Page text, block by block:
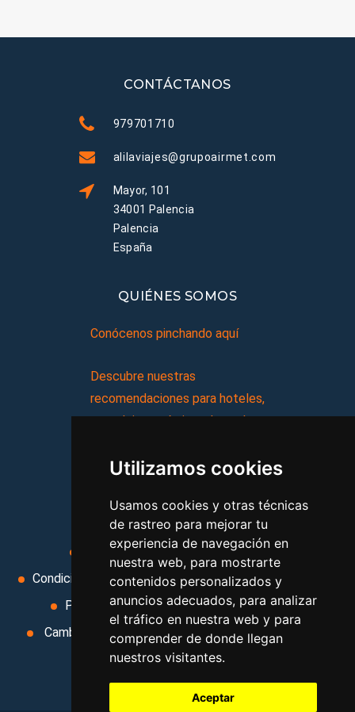
Utilizamos cookies
Usamos cookies y otras técnicas
de rastreo para mejorar tu
experiencia de navegación en
nuestra web, para mostrarte
contenidos personalizados y
anuncios adecuados, para analizar
el tráfico en nuestra web y para
comprender de donde llegan
nuestros visitantes.
Aceptar
CONTÁCTANOS
979701710
alilaviajes@grupoairmet.com
Mayor, 101
34001 Palencia
Palencia
España
QUIÉNES SOMOS
Conócenos pinchando aquí
Descubre nuestras
recomendaciones para hoteles,
complejos turísticos, hostales,
viajes, y mucho más!
MI AGENCIA
Aviso legal
Condiciones de uso
Condiciones Generales
Ley de Viajes Combinados
Política de privacidad
Uso de cookies
Cambiar preferencias de cookies
Area privada
Contacto